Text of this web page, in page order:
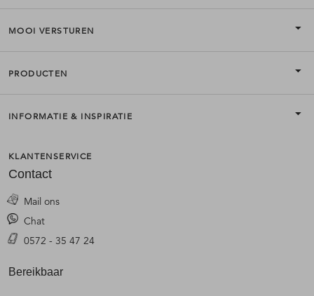
MOOI VERSTUREN
PRODUCTEN
INFORMATIE & INSPIRATIE
KLANTENSERVICE
Contact
Mail ons
Chat
0572 - 35 47 24
Bereikbaar